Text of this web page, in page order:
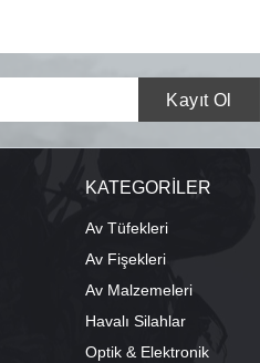
KATEGORİLER
Av Tüfekleri
Av Fişekleri
Av Malzemeleri
Havalı Silahlar
Optik & Elektronik